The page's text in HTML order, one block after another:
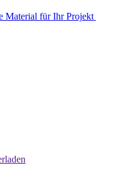
Material für Ihr Projekt